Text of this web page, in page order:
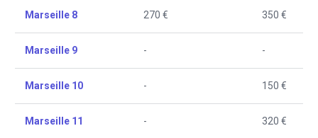
Marseille 8 270 € 350 €
Marseille 9 - -
Marseille 10 - 150 €
Marseille 11 - 320 €